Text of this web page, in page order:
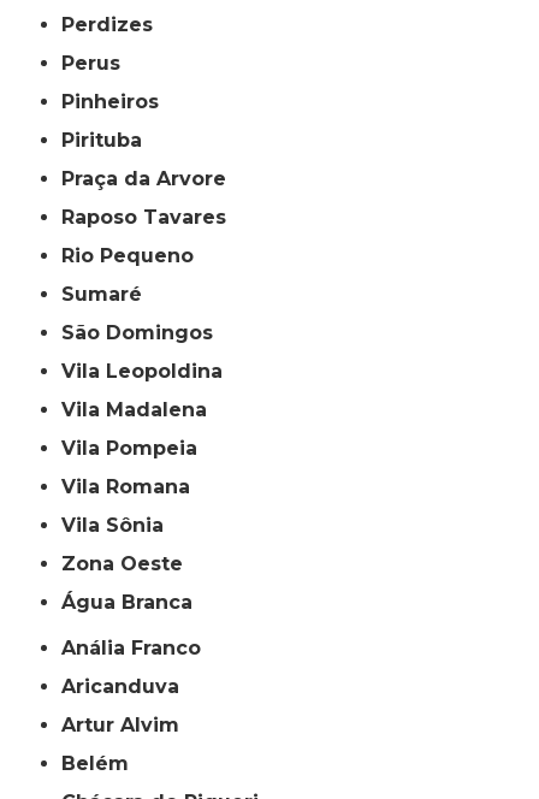
Perdizes
Perus
Pinheiros
Pirituba
Praça da Arvore
Raposo Tavares
Rio Pequeno
Sumaré
São Domingos
Vila Leopoldina
Vila Madalena
Vila Pompeia
Vila Romana
Vila Sônia
Zona Oeste
Água Branca
Anália Franco
Aricanduva
Artur Alvim
Belém